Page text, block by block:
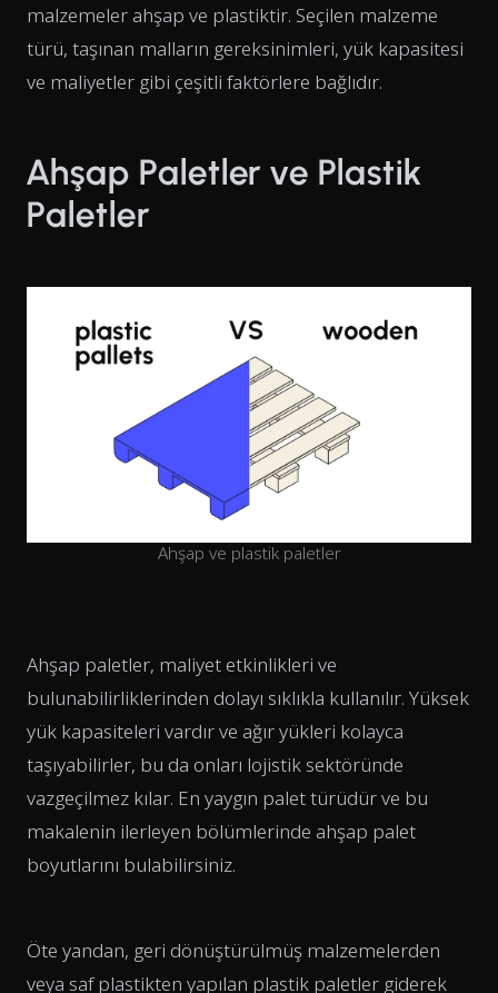
malzemeler ahşap ve plastiktir. Seçilen malzeme
türü, taşınan malların gereksinimleri, yük kapasitesi
ve maliyetler gibi çeşitli faktörlere bağlıdır.
Ahşap Paletler ve Plastik
Paletler
Ahşap ve plastik paletler
Ahşap paletler, maliyet etkinlikleri ve
bulunabilirliklerinden dolayı sıklıkla kullanılır. Yüksek
yük kapasiteleri vardır ve ağır yükleri kolayca
taşıyabilirler, bu da onları lojistik sektöründe
vazgeçilmez kılar. En yaygın palet türüdür ve bu
makalenin ilerleyen bölümlerinde ahşap palet
boyutlarını bulabilirsiniz.
Öte yandan, geri dönüştürülmüş malzemelerden
veya saf plastikten yapılan plastik paletler giderek